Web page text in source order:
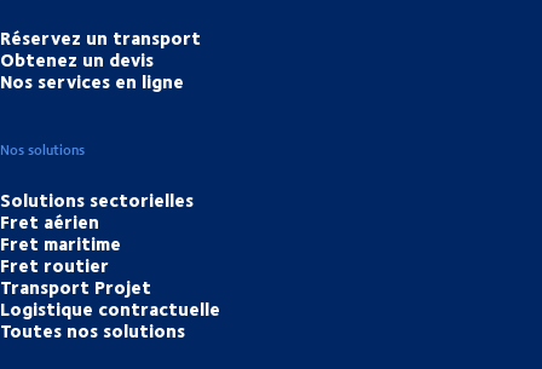
Réservez un transport
Obtenez un devis
Nos services en ligne
Nos solutions
Solutions sectorielles
Fret aérien
Fret maritime
Fret routier
Transport Projet
Logistique contractuelle
Toutes nos solutions